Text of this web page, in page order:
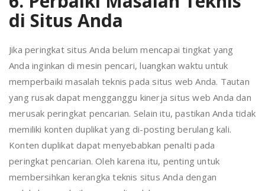
di Situs Anda
Jika peringkat situs Anda belum mencapai tingkat yang
Anda inginkan di mesin pencari, luangkan waktu untuk
memperbaiki masalah teknis pada situs web Anda. Tautan
yang rusak dapat mengganggu kinerja situs web Anda dan
merusak peringkat pencarian. Selain itu, pastikan Anda tidak
memiliki konten duplikat yang di-posting berulang kali.
Konten duplikat dapat menyebabkan penalti pada
peringkat pencarian. Oleh karena itu, penting untuk
membersihkan kerangka teknis situs Anda dengan